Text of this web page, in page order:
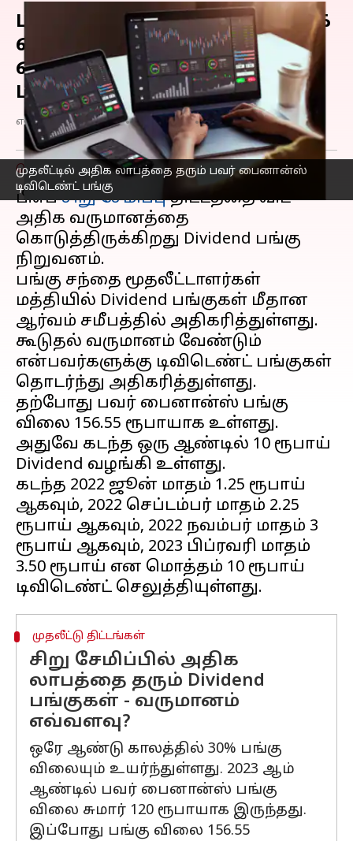
முதலீட்டில் அதிக லாபத்தை தரும் பவர் பைனான்ஸ்
டிவிடெண்ட் பங்கு
பிஎப் திட்டத்தை விட அதிக
வருமானம் தரும் பவர்
பைனான்ஸ் Dividend
பங்கு!
எழுதியவர் Siranjeevi Apr 08, 2023 06:54 pm
செய்தி முன்னோட்டம்
பிஎப்சிறு சேமிப்புதிட்டத்தை விட
அதிக வருமானத்தை
கொடுத்திருக்கிறது Dividend பங்கு
நிறுவனம்.
பங்கு சந்தை மூதலீட்டாளர்கள்
மத்தியில் Dividend பங்குகள் மீதான
ஆர்வம் சமீபத்தில் அதிகரித்துள்ளது.
கூடுதல் வருமானம் வேண்டும்
என்பவர்களுக்கு டிவிடெண்ட் பங்குகள்
தொடர்ந்து அதிகரித்துள்ளது.
தற்போது பவர் பைனான்ஸ் பங்கு
விலை 156.55 ரூபாயாக உள்ளது.
அதுவே கடந்த ஒரு ஆண்டில் 10 ரூபாய்
Dividend வழங்கி உள்ளது.
கடந்த 2022 ஜூன் மாதம் 1.25 ரூபாய்
ஆகவும், 2022 செப்டம்பர் மாதம் 2.25
ரூபாய் ஆகவும், 2022 நவம்பர் மாதம் 3
ரூபாய் ஆகவும், 2023 பிப்ரவரி மாதம்
3.50 ரூபாய் என மொத்தம் 10 ரூபாய்
முதலீட்டு திட்டங்கள்
சிறு சேமிப்பில் அதிக
லாபத்தை தரும் Dividend
பங்குகள் - வருமானம்
எவ்வளவு?
ஒரே ஆண்டு காலத்தில் 30% பங்கு
விலையும் உயர்ந்துள்ளது. 2023 ஆம்
ஆண்டில் பவர் பைனான்ஸ் பங்கு
விலை சுமார் 120 ரூபாயாக இருந்தது.
இப்போது பங்கு விலை 156.55